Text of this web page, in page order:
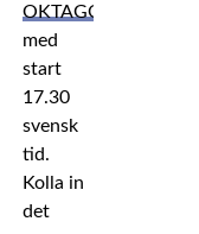
OKTAGON.tv
med
start
17.30
svensk
tid.
Kolla in
det